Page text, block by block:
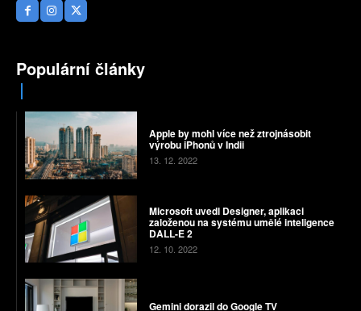
Populární články
Apple by mohl více než ztrojnásobit
výrobu iPhonů v Indii
13. 12. 2022
Microsoft uvedl Designer, aplikaci
založenou na systému umělé inteligence
DALL-E 2
12. 10. 2022
Gemini dorazil do Google TV